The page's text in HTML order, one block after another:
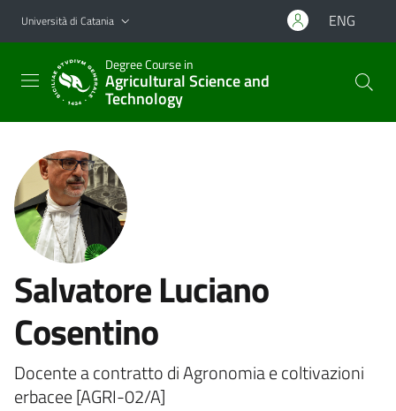
Vai al contenuto principale
Vai al menu di navigazione
Università di Catania ENG
Degree Course in
Agricultural Science and
Technology
Salvatore Luciano
Cosentino
Docente a contratto di Agronomia e coltivazioni
erbacee [AGRI-02/A]